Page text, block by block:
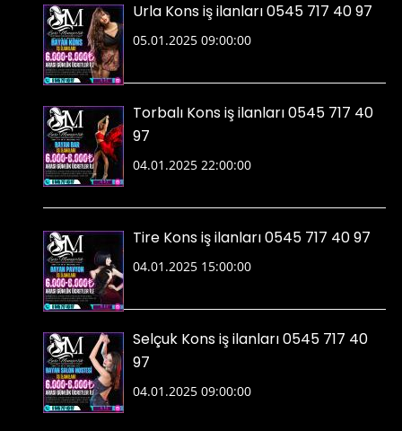
Urla Kons iş ilanları 0545 717 40 97
05.01.2025 09:00:00
Torbalı Kons iş ilanları 0545 717 40
97
04.01.2025 22:00:00
Tire Kons iş ilanları 0545 717 40 97
04.01.2025 15:00:00
Selçuk Kons iş ilanları 0545 717 40
97
04.01.2025 09:00:00